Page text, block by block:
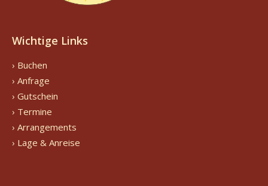
Wichtige Links
› Buchen
› Anfrage
› Gutschein
› Termine
› Arrangements
› Lage & Anreise